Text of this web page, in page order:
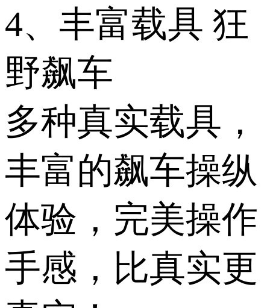
4、丰富载具 狂
野飙车
多种真实载具，
丰富的飙车操纵
体验，完美操作
手感，比真实更